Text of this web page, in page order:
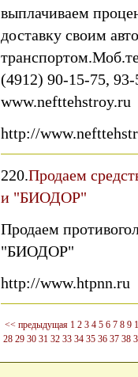
выплачиваем
доставку своим
(4912) 90-15-75,
www.nefttehstroy.ru
http://
220.Продаем
и "БИОДОР"
Продаем
"БИОДОР"
http://www.htpnn.ru
<< предыдущая 1 2 3 4 5 6 7 8 9
28 29 30 31 32 33 34 35 36 37 38